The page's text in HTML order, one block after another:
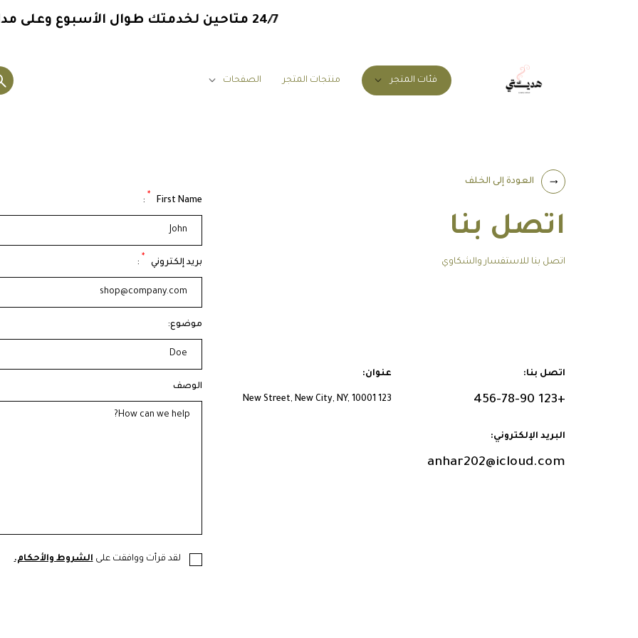
24/7متاحين لخدمتك طوال الأسبوع وعلى
فئات المتجر منتجات المتجر الصفحات
العودة إلى الخلف
اتصل بنا
اتصل بنا للاستفسار والشكاوي
اتصل بنا:
+123 456-78-90
البريد الإلكتروني:
anhar202@icloud.com
عنوان:
123 New Street, New City, NY, 10001
First Name
*
:
بريد إلكتروني *
:
موضوع:
الوصف
لقد قرأت ووافقت علىالشروط والأحكام.